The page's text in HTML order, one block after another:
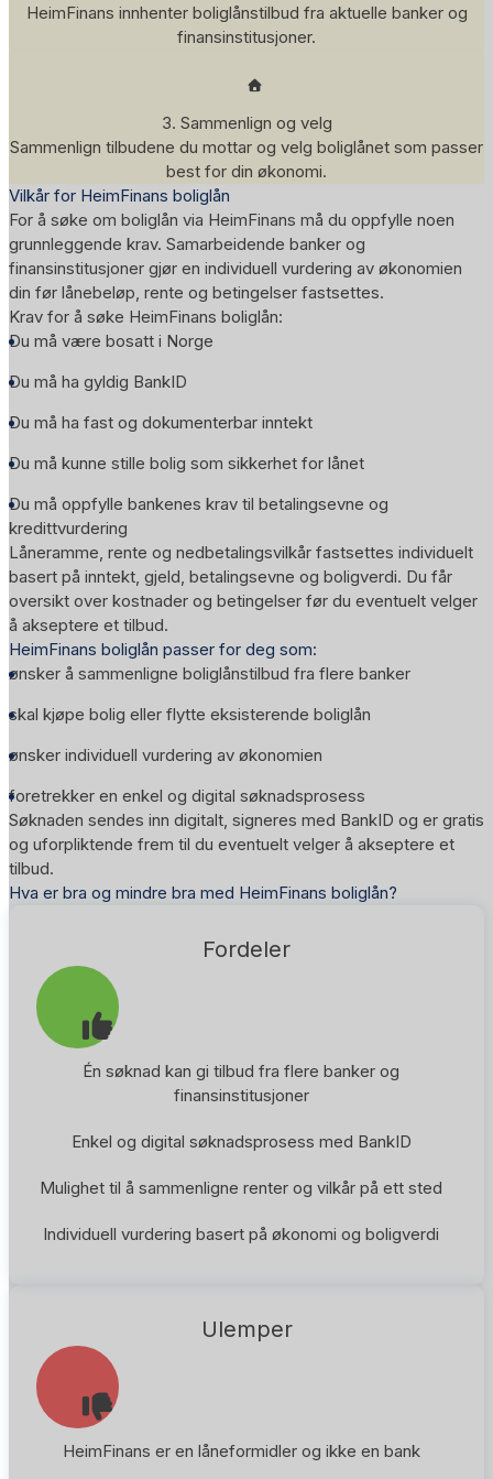
HeimFinans innhenter boliglånstilbud fra aktuelle banker og
finansinstitusjoner.
3. Sammenlign og velg
Sammenlign tilbudene du mottar og velg boliglånet som passer
best for din økonomi.
Vilkår for HeimFinans boliglån
For å søke om boliglån via HeimFinans må du oppfylle noen
grunnleggende krav. Samarbeidende banker og
finansinstitusjoner gjør en individuell vurdering av økonomien
din før lånebeløp, rente og betingelser fastsettes.
Krav for å søke HeimFinans boliglån:
Du må være bosatt i Norge
Du må ha gyldig BankID
Du må ha fast og dokumenterbar inntekt
Du må kunne stille bolig som sikkerhet for lånet
Du må oppfylle bankenes krav til betalingsevne og
kredittvurdering
Låneramme, rente og nedbetalingsvilkår fastsettes individuelt
basert på inntekt, gjeld, betalingsevne og boligverdi. Du får
oversikt over kostnader og betingelser før du eventuelt velger
å akseptere et tilbud.
HeimFinans boliglån passer for deg som:
ønsker å sammenligne boliglånstilbud fra flere banker
skal kjøpe bolig eller flytte eksisterende boliglån
ønsker individuell vurdering av økonomien
foretrekker en enkel og digital søknadsprosess
Søknaden sendes inn digitalt, signeres med BankID og er gratis
og uforpliktende frem til du eventuelt velger å akseptere et
tilbud.
Hva er bra og mindre bra med HeimFinans boliglån?
Fordeler
Én søknad kan gi tilbud fra flere banker og
finansinstitusjoner
Enkel og digital søknadsprosess med BankID
Mulighet til å sammenligne renter og vilkår på ett sted
Individuell vurdering basert på økonomi og boligverdi
Ulemper
HeimFinans er en låneformidler og ikke en bank